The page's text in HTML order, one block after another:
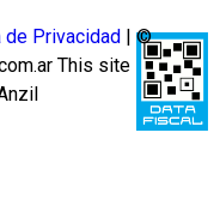
Privacidad | ©
This site